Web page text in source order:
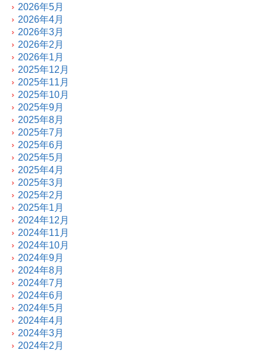
2026年5月
2026年4月
2026年3月
2026年2月
2026年1月
2025年12月
2025年11月
2025年10月
2025年9月
2025年8月
2025年7月
2025年6月
2025年5月
2025年4月
2025年3月
2025年2月
2025年1月
2024年12月
2024年11月
2024年10月
2024年9月
2024年8月
2024年7月
2024年6月
2024年5月
2024年4月
2024年3月
2024年2月